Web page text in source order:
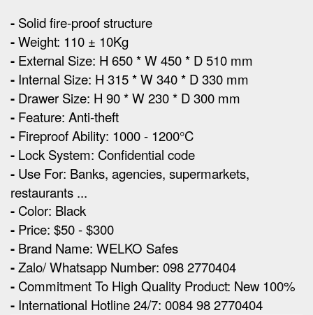
- Solid fire-proof structure
-Weight: 110 ± 10Kg
- External Size: H 650 * W 450 * D 510 mm
- Internal Size: H 315 * W 340 * D 330 mm
- Drawer Size: H 90 * W 230 * D 300 mm
- Feature: Anti-theft
- Fireproof Ability: 1000 - 1200°C
- Lock System: Confidential code
- Use For: Banks, agencies, supermarkets,
restaurants ...
- Color: Black
- Price: $50 - $300
- Brand Name: WELKO Safes
-Zalo/ Whatsapp Number: 098 2770404
- Commitment To High Quality Product: New 100%
- International Hotline 24/7: 0084 98 2770404